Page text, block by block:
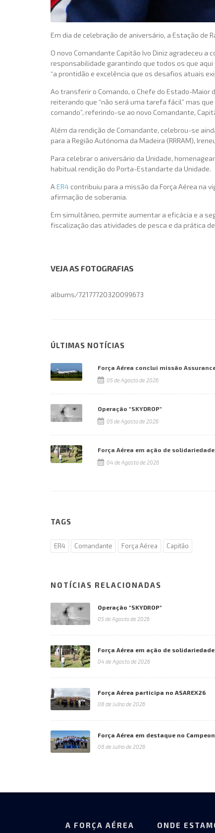
Em dia de celebração de aniversário, a Estação de
O novo Comandante Capitão Ivo Diniz agradeceu
responsabilidade garantindo que todos os que
“a prontidão e excelência que os desafios atuais
Ao transferir o Comando, o Chefe do Estado-Maior
reiterando que “não será uma tarefa fácil” mas
comando”, referindo-se ao novo Comandante,
Além da rendição de Comandante, celebrou-se
para a Região Autónoma da Madeira (RRRAM),
Para celebrar o aniversário da Unidade,
habitual rendição do Porta-Estandarte da Unidade.
A ER4 contribuiu para a missão da Força Aérea na
afirmação de soberania.
Em simultâneo, permite aumentar a eficácia e a
fiscalização das atividades de pesca e da prática
VEJA AS FOTOGRAFIAS
albums/72177720320099673
ÚLTIMAS NOTÍCIAS
Força Aérea conclui missão
05 de Agosto de 2026
Operação "SKYDROP"
05 de Agosto de 2026
Força Aérea em ação de
04 de Agosto de 2026
TAGS
ER4 Comandante Força Aérea Capitão
NOTÍCIAS RELACIONADAS
Operação "SKYDROP"
05 de Agosto de 2026
Força Aérea em ação de
04 de Agosto de 2026
Força Aérea participa no ASAREX26
08 de Julho de 2026
Força Aérea em destaque no
08 de Julho de 2026
A FORÇA AÉREA ONDE